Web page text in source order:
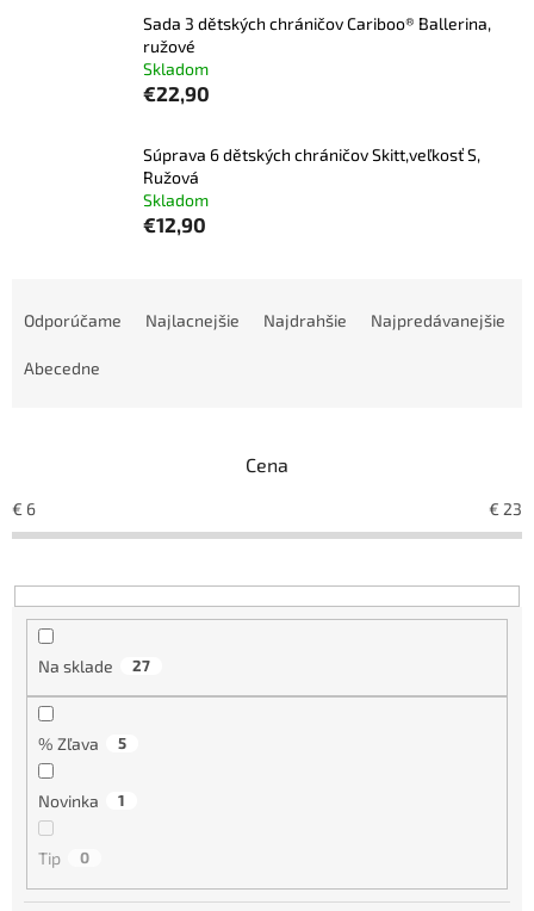
Sada 3 dětských chráničov Cariboo® Ballerina,
ružové
Skladom
€22,90
Súprava 6 dětských chráničov Skitt,veľkosť S,
Ružová
Skladom
€12,90
r
o
u
k
Odporúčame Najlacnejšie Najdrahšie Najpredávanejšie
Abecedne
Cena
€ 6 € 23
Na sklade 27
% Zľava 5
Novinka 1
Tip 0